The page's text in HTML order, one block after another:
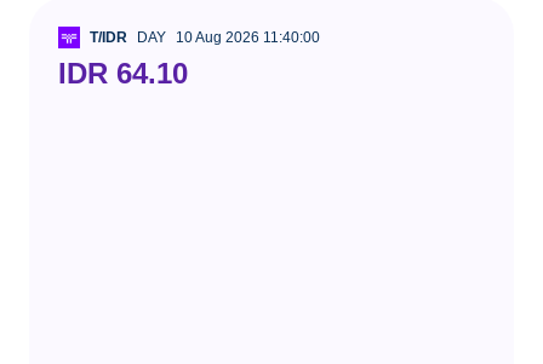
T/IDR DAY 10 Aug 2026 11:40:00
IDR 64.10